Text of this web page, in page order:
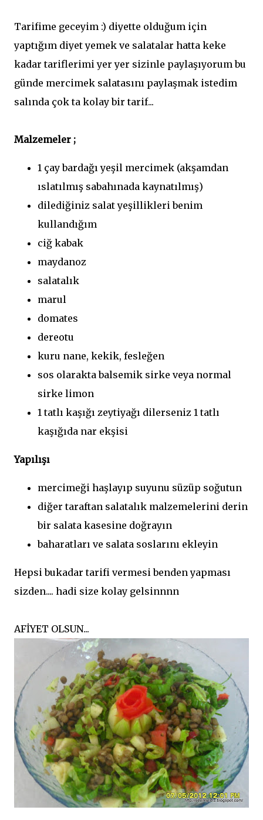
Tarifime geceyim :) diyette olduğum için
yaptığım diyet yemek ve salatalar hatta keke
kadar tariflerimi yer yer sizinle paylaşıyorum bu
günde mercimek salatasını paylaşmak istedim
salında çok ta kolay bir tarif...
Malzemeler ;
1 çay bardağı yeşil mercimek (akşamdan
ıslatılmış sabahınada kaynatılmış)
dilediğiniz salat yeşillikleri benim
kullandığım
ciğ kabak
maydanoz
salatalık
marul
domates
dereotu
kuru nane, kekik, fesleğen
sos olarakta balsemik sirke veya normal
sirke limon
1 tatlı kaşığı zeytiyağı dilerseniz 1 tatlı
kaşığıda nar ekşisi
Yapılışı
mercimeği haşlayıp suyunu süzüp soğutun
diğer taraftan salatalık malzemelerini derin
bir salata kasesine doğrayın
baharatları ve salata soslarını ekleyin
Hepsi bukadar tarifi vermesi benden yapması
sizden.... hadi size kolay gelsinnnn
AFİYET OLSUN...